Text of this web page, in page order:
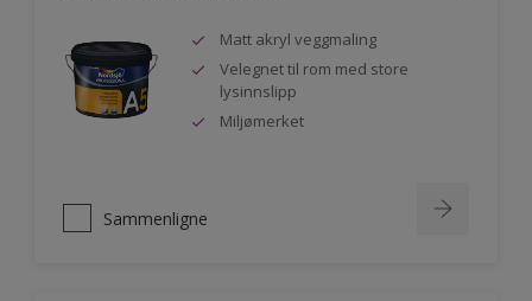
Matt akryl veggmaling
Velegnet til rom med store
lysinnslipp
Miljømerket
Sammenligne